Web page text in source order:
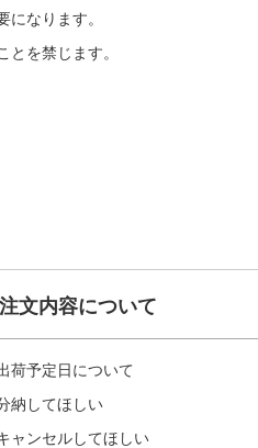
なります。
を禁じます。
文内容について
荷予定日について
納してほしい
ャンセルしてほしい